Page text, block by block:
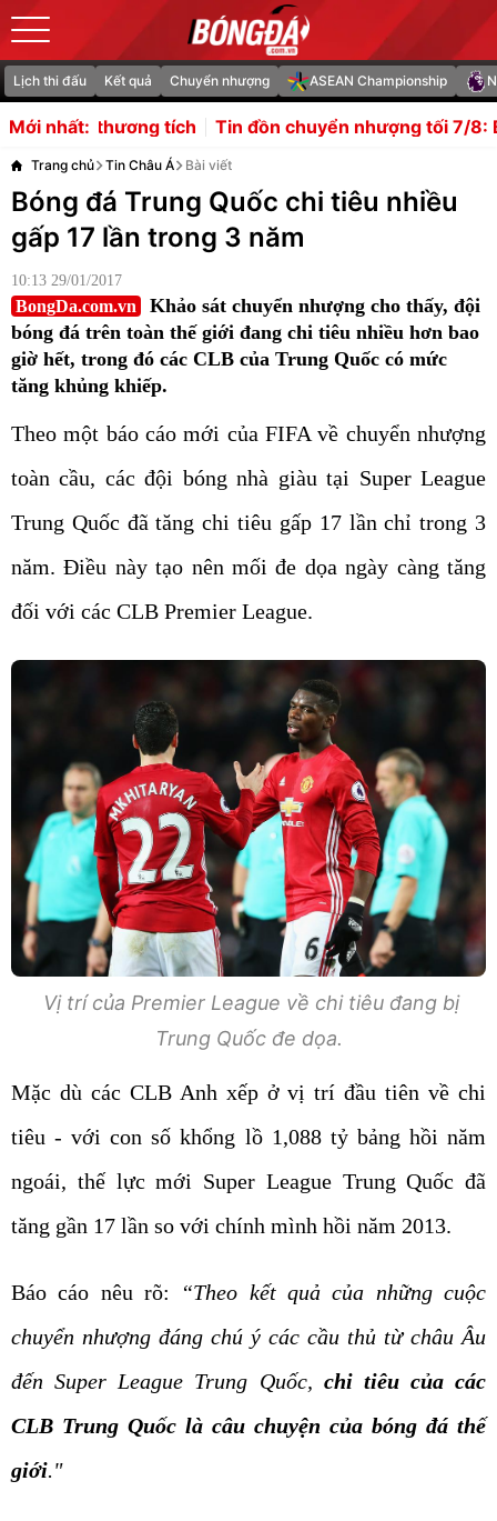
Lịch thi đấu Kết quả Chuyển nhượng ASEAN Championship
Mới nhất:
Tin đồn chuyển nhượng tối 7/8: Barca chi đậm mua
Trang chủ Tin Châu Á Bài viết
Bóng đá Trung Quốc chi tiêu nhiều
gấp 17 lần trong 3 năm
10:13 29/01/2017
BongDa.com.vn
Khảo sát chuyển nhượng cho thấy, đội
bóng đá trên toàn thế giới đang chi tiêu nhiều hơn bao
giờ hết, trong đó các CLB của Trung Quốc có mức
tăng khủng khiếp.
Theo một báo cáo mới của FIFA về chuyển nhượng
toàn cầu, các đội bóng nhà giàu tại Super League
Trung Quốc đã tăng chi tiêu gấp 17 lần chỉ trong 3
năm. Điều này tạo nên mối đe dọa ngày càng tăng
đối với các CLB Premier League.
Vị trí của Premier League về chi tiêu đang bị
Trung Quốc đe dọa.
Mặc dù các CLB Anh xếp ở vị trí đầu tiên về chi
tiêu - với con số khổng lồ 1,088 tỷ bảng hồi năm
ngoái, thế lực mới Super League Trung Quốc đã
tăng gần 17 lần so với chính mình hồi năm 2013.
Báo cáo nêu rõ:
“Theo kết quả của những cuộc
chuyển nhượng đáng chú ý các cầu thủ từ châu Âu
đến Super League Trung Quốc, chi tiêu của các
CLB Trung Quốc là câu chuyện của bóng đá thế
giới."